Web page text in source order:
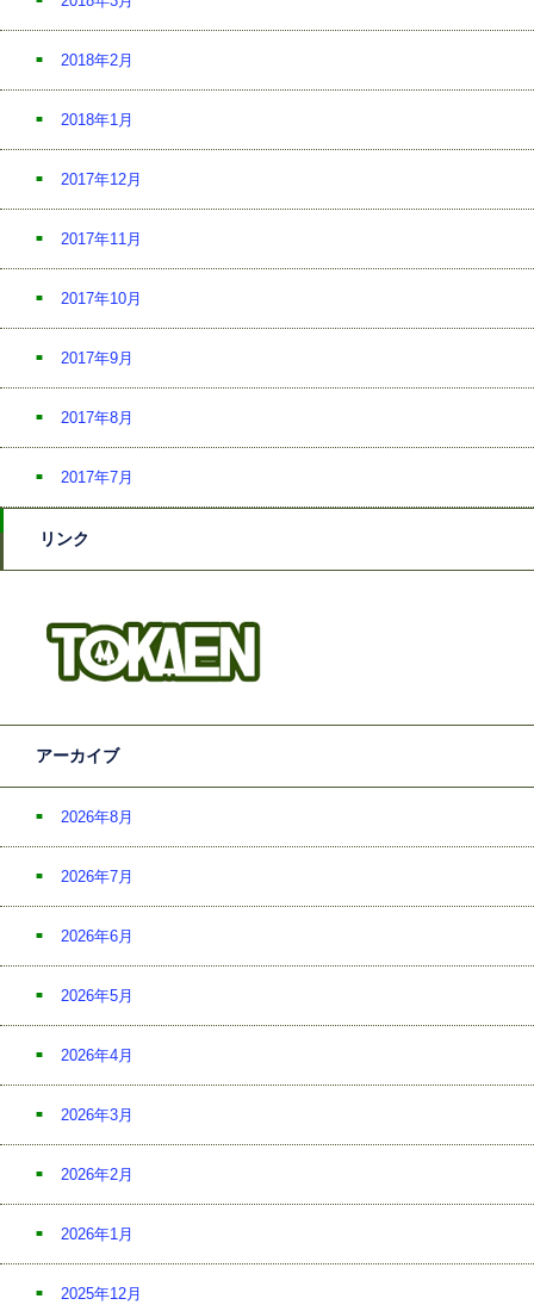
2018年2月
2018年1月
2017年12月
2017年11月
2017年10月
2017年9月
2017年8月
2017年7月
リンク
アーカイブ
2026年8月
2026年7月
2026年6月
2026年5月
2026年4月
2026年3月
2026年2月
2026年1月
2025年12月